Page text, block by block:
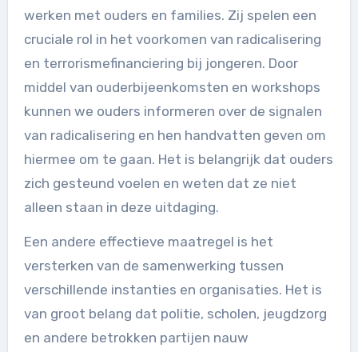
werken met ouders en families. Zij spelen een
cruciale rol in het voorkomen van radicalisering
en terrorismefinanciering bij jongeren. Door
middel van ouderbijeenkomsten en workshops
kunnen we ouders informeren over de signalen
van radicalisering en hen handvatten geven om
hiermee om te gaan. Het is belangrijk dat ouders
zich gesteund voelen en weten dat ze niet
alleen staan in deze uitdaging.
Een andere effectieve maatregel is het
versterken van de samenwerking tussen
verschillende instanties en organisaties. Het is
van groot belang dat politie, scholen, jeugdzorg
en andere betrokken partijen nauw